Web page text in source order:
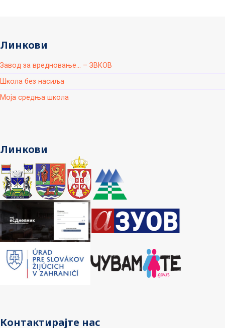
Линкови
Завод за вредновање... – ЗВКОВ
Школа без насиља
Моја средња школа
Линкови
Контактирајте нас